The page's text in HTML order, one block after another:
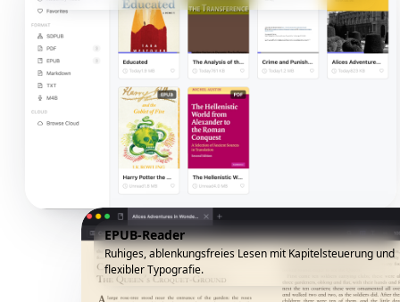
EPUB-Reader
Ruhiges, ablenkungsfreies Lesen mit Kapitelsteuerung und
flexibler Typografie.